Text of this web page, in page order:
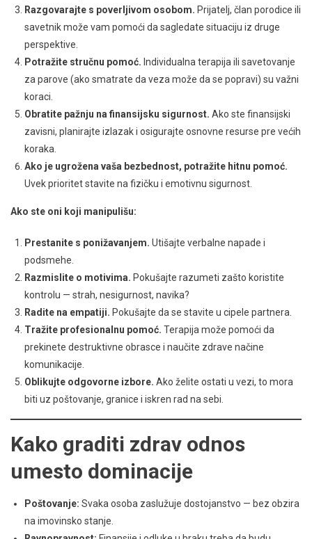
Razgovarajte s poverljivom osobom. Prijatelj, član porodice ili
savetnik može vam pomoći da sagledate situaciju iz druge
perspektive.
Potražite stručnu pomoć. Individualna terapija ili savetovanje
za parove (ako smatrate da veza može da se popravi) su važni
koraci.
Obratite pažnju na finansijsku sigurnost. Ako ste finansijski
zavisni, planirajte izlazak i osigurajte osnovne resurse pre većih
koraka.
Ako je ugrožena vaša bezbednost, potražite hitnu pomoć.
Uvek prioritet stavite na fizičku i emotivnu sigurnost.
Ako ste oni koji manipulišu:
Prestanite s ponižavanjem. Utišajte verbalne napade i
podsmehe.
Razmislite o motivima. Pokušajte razumeti zašto koristite
kontrolu — strah, nesigurnost, navika?
Radite na empatiji. Pokušajte da se stavite u cipele partnera.
Tražite profesionalnu pomoć. Terapija može pomoći da
prekinete destruktivne obrasce i naučite zdrave načine
komunikacije.
Oblikujte odgovorne izbore. Ako želite ostati u vezi, to mora
biti uz poštovanje, granice i iskren rad na sebi.
Kako graditi zdrav odnos
umesto dominacije
Poštovanje: Svaka osoba zaslužuje dostojanstvo — bez obzira
na imovinsko stanje.